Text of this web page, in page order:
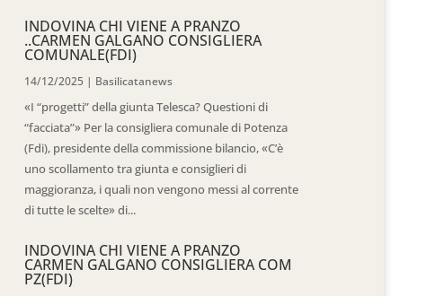
INDOVINA CHI VIENE A PRANZO
..CARMEN GALGANO CONSIGLIERA
COMUNALE(FDI)
14/12/2025 | Basilicatanews
«I “progetti” della giunta Telesca? Questioni di
“facciata”» Per la consigliera comunale di Potenza
(Fdi), presidente della commissione bilancio, «C’è
uno scollamento tra giunta e consiglieri di
maggioranza, i quali non vengono messi al corrente
di tutte le scelte» di...
INDOVINA CHI VIENE A PRANZO
CARMEN GALGANO CONSIGLIERA COM
PZ(FDI)